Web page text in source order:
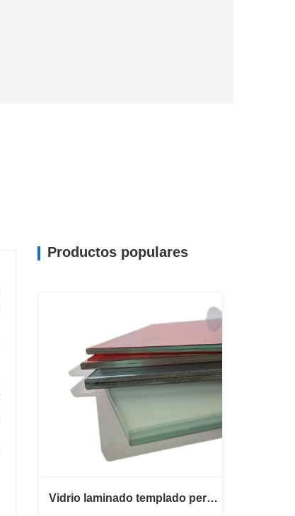
Productos populares
Vidrio laminado templado personalizado